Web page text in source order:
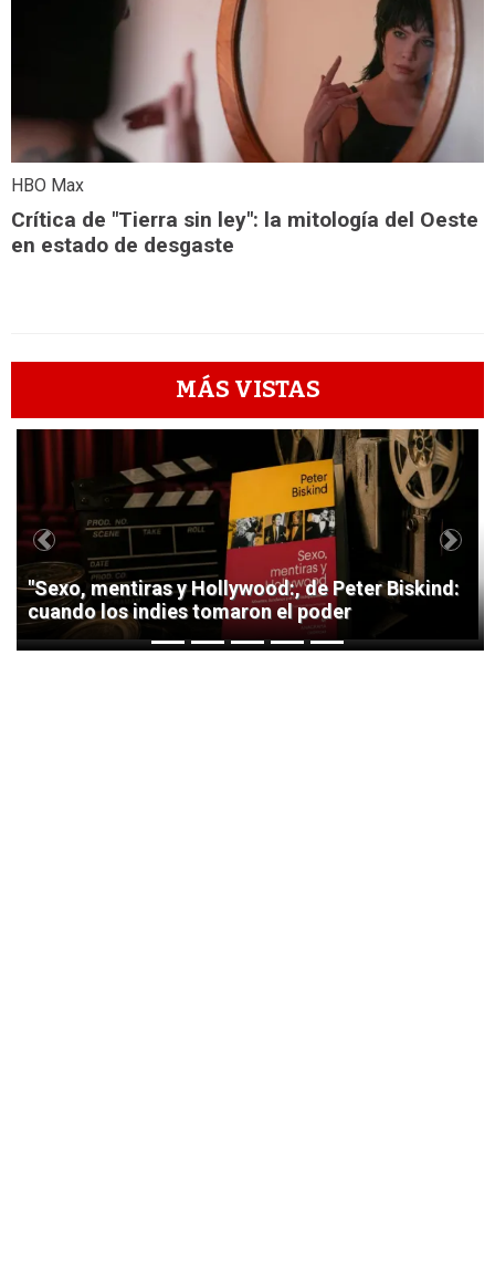
HBO Max
Crítica de "Tierra sin ley": la mitología del Oeste
en estado de desgaste
MÁS VISTAS
"Sexo, mentiras y Hollywood:, de Peter Biskind:
cuando los indies tomaron el poder
Previous Next